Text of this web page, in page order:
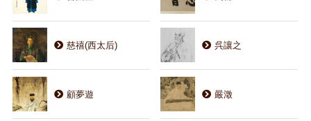
慈禧(西太后) 呉讓之
顧夢遊 嚴澂